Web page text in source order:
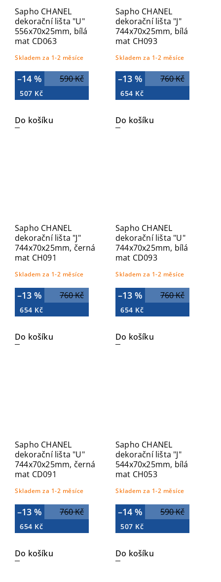
Sapho CHANEL
dekorační lišta "U"
556x70x25mm, bílá
mat CD063
Skladem za 1-2 měsíce
590 Kč
–14 %
507 Kč
Do košíku
Sapho CHANEL
dekorační lišta "J"
744x70x25mm, bílá
mat CH093
Skladem za 1-2 měsíce
760 Kč
–13 %
654 Kč
Do košíku
Sapho CHANEL
dekorační lišta "J"
744x70x25mm, černá
mat CH091
Skladem za 1-2 měsíce
760 Kč
–13 %
654 Kč
Do košíku
Sapho CHANEL
dekorační lišta "U"
744x70x25mm, bílá
mat CD093
Skladem za 1-2 měsíce
760 Kč
–13 %
654 Kč
Do košíku
Sapho CHANEL
dekorační lišta "U"
744x70x25mm, černá
mat CD091
Skladem za 1-2 měsíce
760 Kč
–13 %
654 Kč
Do košíku
Sapho CHANEL
dekorační lišta "J"
544x70x25mm, bílá
mat CH053
Skladem za 1-2 měsíce
590 Kč
–14 %
507 Kč
Do košíku